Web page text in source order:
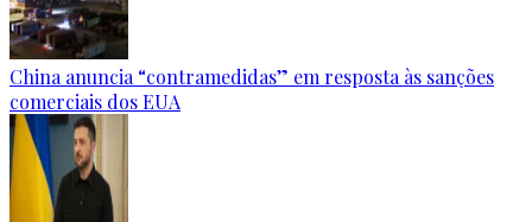
China anuncia “contramedidas” em resposta às sanções
comerciais dos EUA